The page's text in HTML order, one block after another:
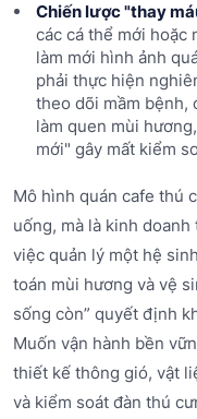
Chiến lược "thay
các cá thể mới hoặc
làm mới hình ảnh
phải thực hiện
theo dõi mầm bệnh,
làm quen mùi
mới" gây mất kiểm
Mô hình quán cafe thú
uống, mà là kinh
việc quản lý một hệ
toán mùi hương và vệ
sống còn” quyết định
Muốn vận hành bền
thiết kế thông gió, vật
và kiểm soát đàn thú